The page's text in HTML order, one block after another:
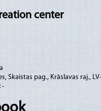
center
Skaistas pag., Krāslavas raj.,
-